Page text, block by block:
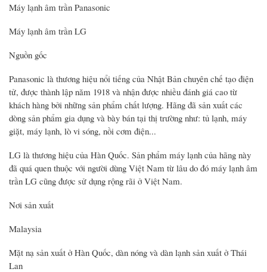
Máy lạnh âm trần Panasonic
Máy lạnh âm trần LG
Nguồn gốc
Panasonic là thương hiệu nổi tiếng của Nhật Bản chuyên chế tạo điện
tử, được thành lập năm 1918 và nhận được nhiều đánh giá cao từ
khách hàng bởi những sản phẩm chất lượng. Hãng đã sản xuất các
dòng sản phẩm gia dụng và bày bán tại thị trường như: tủ lạnh, máy
giặt, máy lạnh, lò vi sóng, nồi cơm điện...
LG là thương hiệu của Hàn Quốc. Sản phẩm máy lạnh của hãng này
đã quá quen thuộc với người dùng Việt Nam từ lâu do đó máy lạnh âm
trần LG cũng được sử dụng rộng rãi ở Việt Nam.
Nơi sản xuất
Malaysia
Mặt nạ sản xuất ở Hàn Quốc, dàn nóng và dàn lạnh sản xuất ở Thái
Lan